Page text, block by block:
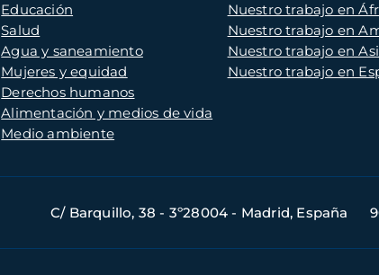
Educación
Salud
Agua y saneamiento
Mujeres y equidad
Derechos humanos
Alimentación y medios de vida
Medio ambiente
Nuestro trabajo en
Nuestro trabajo en
Nuestro trabajo en
Nuestro trabajo en
C/ Barquillo, 38 - 3º28004 - Madrid, España